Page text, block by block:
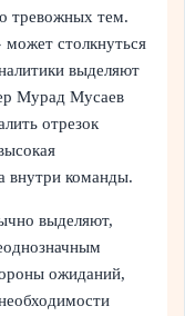
тревожных тем.
столкнуться
выделяют
Мурад Мусаев
отрезок
внутри команды.
выделяют,
ожиданий,